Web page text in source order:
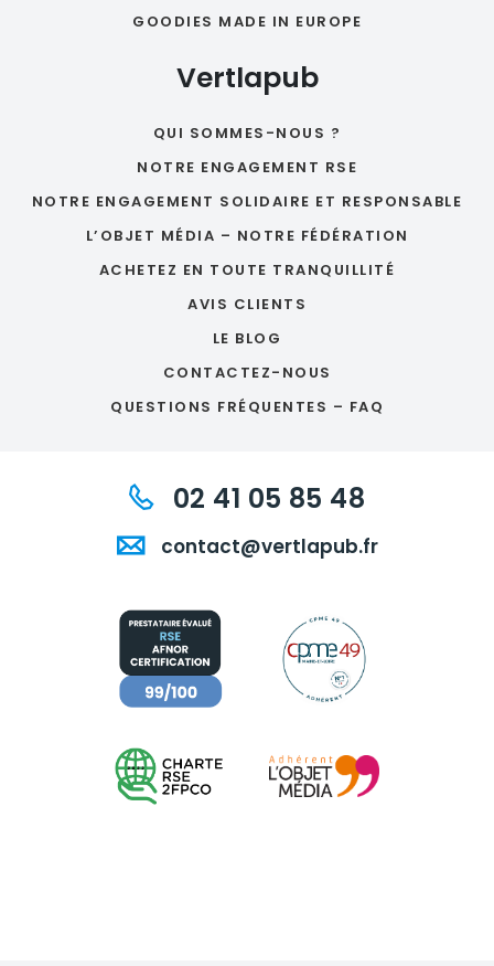
GOODIES MADE IN EUROPE
Vertlapub
QUI SOMMES-NOUS ?
NOTRE ENGAGEMENT RSE
NOTRE ENGAGEMENT SOLIDAIRE ET RESPONSABLE
L’OBJET MÉDIA – NOTRE FÉDÉRATION
ACHETEZ EN TOUTE TRANQUILLITÉ
AVIS CLIENTS
LE BLOG
CONTACTEZ-NOUS
QUESTIONS FRÉQUENTES – FAQ
02 41 05 85 48
contact@vertlapub.fr